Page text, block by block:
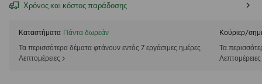
Χρόνος και κόστος παράδοσης
Καταστήματα Πάντα δωρεάν
Τα περισσότερα δέματα φτάνουν εντός 7 εργάσιμες ημέρες
Λεπτομέρειες >
Κούριερ/
Τα
Λεπτομέρειες